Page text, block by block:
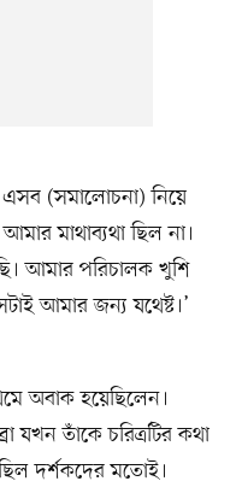
(সমালোচনা) নিয়ে
মাথাব্যথা ছিল না।
আমার পরিচালক খুশি
আমার জন্য যথেষ্ট।’
অবাক হয়েছিলেন।
যখন তাঁকে চরিত্রটির কথা
দর্শকদের মতোই।